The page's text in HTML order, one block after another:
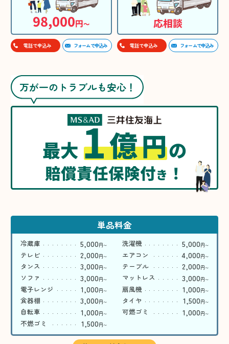
98,000円〜
電話で申込み フォームで申込み
応相談
電話で申込み フォームで申込み
万が一のトラブルも安心！
最大1億円の
賠償責任保険付き ！
単品料金
冷蔵庫 5,000円〜 洗濯機 5,000円〜
テレビ 2,000円〜 エアコン 4,000円〜
タンス 3,000円〜 テーブル 2,000円〜
ソファ 3,000円〜 マットレス 3,000円〜
電子レンジ 1,000円〜 扇風機 1,000円〜
食器棚 3,000円〜 タイヤ 1,500円〜
自転車 1,000円〜 可燃ゴミ 1,000円〜
不燃ゴミ 1,500円〜